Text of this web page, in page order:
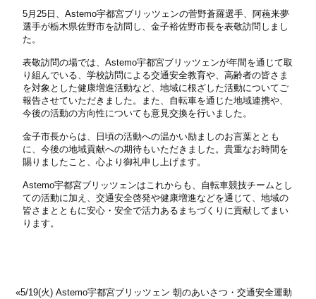
5月25日、Astemo宇都宮ブリッツェンの菅野蒼羅選手、阿蘓来夢
選手が栃木県佐野市を訪問し、金子裕佐野市長を表敬訪問しまし
た。
表敬訪問の場では、Astemo宇都宮ブリッツェンが年間を通じて取
り組んでいる、学校訪問による交通安全教育や、高齢者の皆さま
を対象とした健康増進活動など、地域に根ざした活動についてご
報告させていただきました。また、自転車を通じた地域連携や、
今後の活動の方向性についても意見交換を行いました。
金子市長からは、日頃の活動への温かい励ましのお言葉ととも
に、今後の地域貢献への期待もいただきました。貴重なお時間を
賜りましたこと、心より御礼申し上げます。
Astemo宇都宮ブリッツェンはこれからも、自転車競技チームとし
ての活動に加え、交通安全啓発や健康増進などを通じて、地域の
皆さまとともに安心・安全で活力あるまちづくりに貢献してまい
ります。
«5/19(火) Astemo宇都宮ブリッツェン 朝のあいさつ・交通安全運動